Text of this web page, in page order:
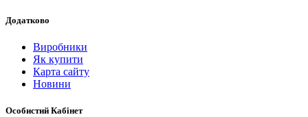
Додатково
Виробники
Як купити
Карта сайту
Новини
Особистий Кабінет